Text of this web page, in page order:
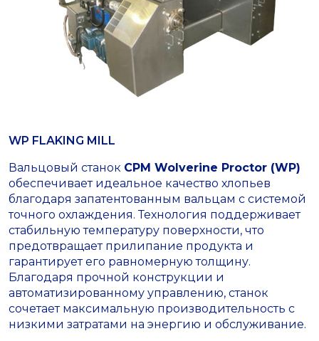
WP FLAKING MILL
Вальцовый станок CPM Wolverine Proctor (WP)
обеспечивает идеальное качество хлопьев
благодаря запатентованным вальцам с системой
точного охлаждения. Технология поддерживает
стабильную температуру поверхности, что
предотвращает прилипание продукта и
гарантирует его равномерную толщину.
Благодаря прочной конструкции и
автоматизированному управлению, станок
сочетает максимальную производительность с
низкими затратами на энергию и обслуживание.